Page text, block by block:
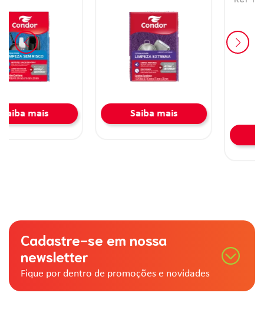
Saiba mais
Cadastre-se em nossa
newsletter
Fique por dentro de promoções e novidades